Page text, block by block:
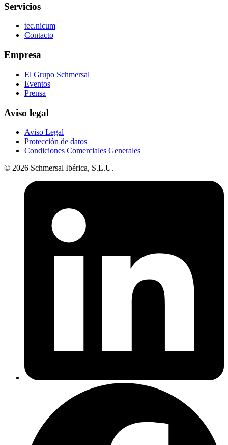
Servicios
tec.nicum
Contacto
Empresa
El Grupo Schmersal
Eventos
Prensa
Aviso legal
Aviso Legal
Protección de datos
Condiciones Comerciales Generales
© 2026 Schmersal Ibérica, S.L.U.